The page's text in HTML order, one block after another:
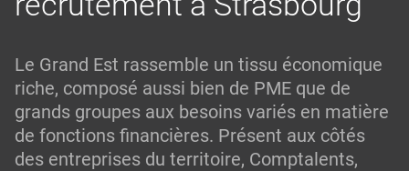
Le Grand Est rassemble un tissu économique
riche, composé aussi bien de PME que de
grands groupes aux besoins variés en matière
de fonctions financières. Présent aux côtés
des entreprises du territoire, Comptalents,